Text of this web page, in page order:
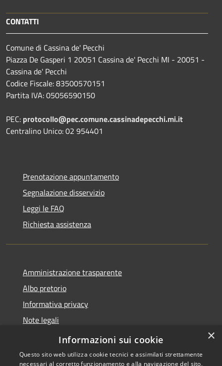
CONTATTI
Comune di Cassina de' Pecchi
Piazza De Gasperi 1 20051 Cassina de' Pecchi MI - 20051 -
Cassina de' Pecchi
Codice Fiscale: 83500570151
Partita IVA: 05056590150
PEC: protocollo@pec.comune.cassinadepecchi.mi.it
Centralino Unico: 02 954401
Prenotazione appuntamento
Segnalazione disservizio
Leggi le FAQ
Richiesta assistenza
Amministrazione trasparente
Albo pretorio
Informativa privacy
Note legali
Dichiarazione di accessibilità
×
Informazioni sui cookie
Questo sito web utilizza cookie tecnici e assimilati strettamente
necessari al corretto funzionamento e alla navigazione del sito,